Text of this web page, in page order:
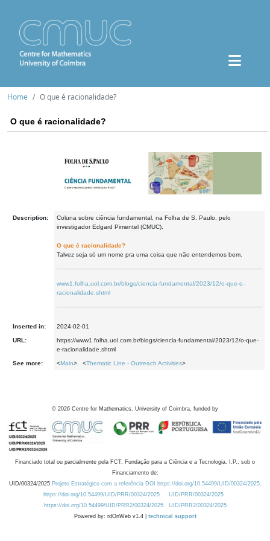
Home O que é racionalidade?
O que é racionalidade?
Description:
Coluna sobre ciência fundamental, na Folha de S. Paulo, pelo
investigador Edgard Pimentel (CMUC).
O que é racionalidade?
Talvez seja só um nome pra uma coisa que não entendemos bem.
www1.folha.uol.com.br/blogs/ciencia-fundamental/2023/12/o-que-e-
racionalidade.shtml
Inserted in: 2024-02-01
URL:
https://www1.folha.uol.com.br/blogs/ciencia-fundamental/2023/12/o-que-
e-racionalidade.shtml
See more: <Main> <Thematic Line - Outreach Activities>
© 2026 Centre for Mathematics, University of Coimbra, funded by
Financiado total ou parcialmente pela FCT, Fundação para a Ciência e a Tecnologia, I.P., sob o
Financiamento de:
UID/00324/2025 Projeto Estratégico com a referência DOI https://doi.org/10.54499/UID/00324/2025.
https://doi.org/10.54499/UID/PRR/00324/2025
UID/PRR/00324/2025
https://doi.org/10.54499/UID/PRR2/00324/2025
UID/PRR2/00324/2025
Powered by: rdOnWeb v1.4 | technical support